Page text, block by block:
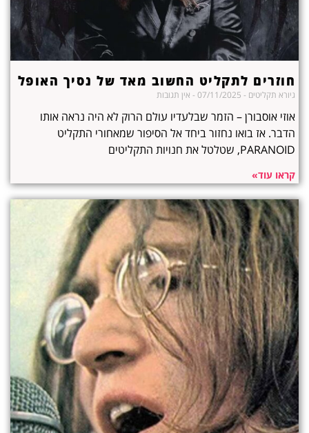
חוזרים לתקליט החשוב מאד של נסיך האופל
גיורא תקליטים אין תגובות
אוזי אוסבורן – הזמר שבלעדיו עולם הרוק לא היה נראה אותו
הדבר. אז בואו נחזור ביחד אל הסיפור שמאחורי התקליט
PARANOID, שטלטל את חנויות התקליטים
קראו עוד»